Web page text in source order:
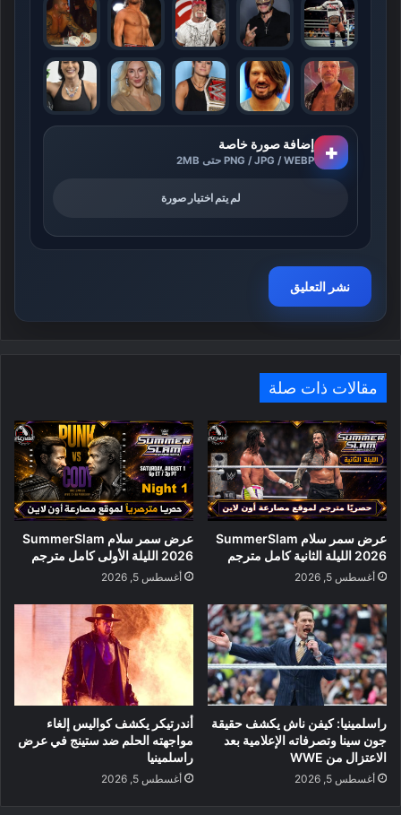
+ إضافة صورة خاصة
PNG / JPG / WEBP حتى 2MB
لم يتم اختيار صورة
مقالات ذات صلة
عرض سمر سلام SummerSlam
2026 الليلة الثانية كامل مترجم
أغسطس 5, 2026
عرض سمر سلام SummerSlam
2026 الليلة الأولى كامل مترجم
أغسطس 5, 2026
راسلمينيا: كيفن ناش يكشف حقيقة
جون سينا وتصرفاته الإعلامية بعد
الاعتزال من WWE
أغسطس 5, 2026
أندرتيكر يكشف كواليس إلغاء
مواجهته الحلم ضد ستينج في عرض
راسلمينيا
أغسطس 5, 2026